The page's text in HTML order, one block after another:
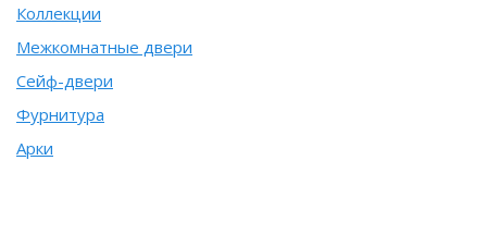
Коллекции
Межкомнатные двери
Сейф-двери
Фурнитура
Арки